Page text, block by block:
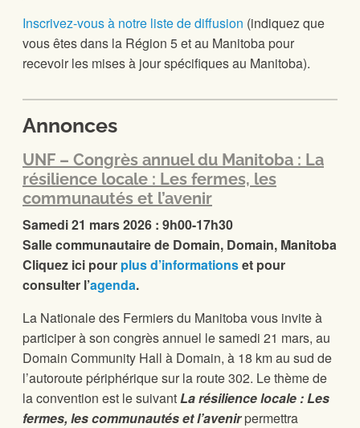
Inscrivez-vous à notre liste de diffusion (indiquez que
vous êtes dans la Région 5 et au Manitoba pour
recevoir les mises à jour spécifiques au Manitoba).
Annonces
UNF – Congrès annuel du Manitoba : La
résilience locale : Les fermes, les
communautés et l’avenir
Samedi 21 mars 2026 : 9h00-17h30
Salle communautaire de Domain, Domain, Manitoba
Cliquez ici pour plus d’informationset pour
consulter l’agenda.
La Nationale des Fermiers du Manitoba vous invite à
participer à son congrès annuel le samedi 21 mars, au
Domain Community Hall à Domain, à 18 km au sud de
l’autoroute périphérique sur la route 302. Le thème de
la convention est le suivantLa résilience locale : Les
fermes, les communautés et l’avenirpermettra